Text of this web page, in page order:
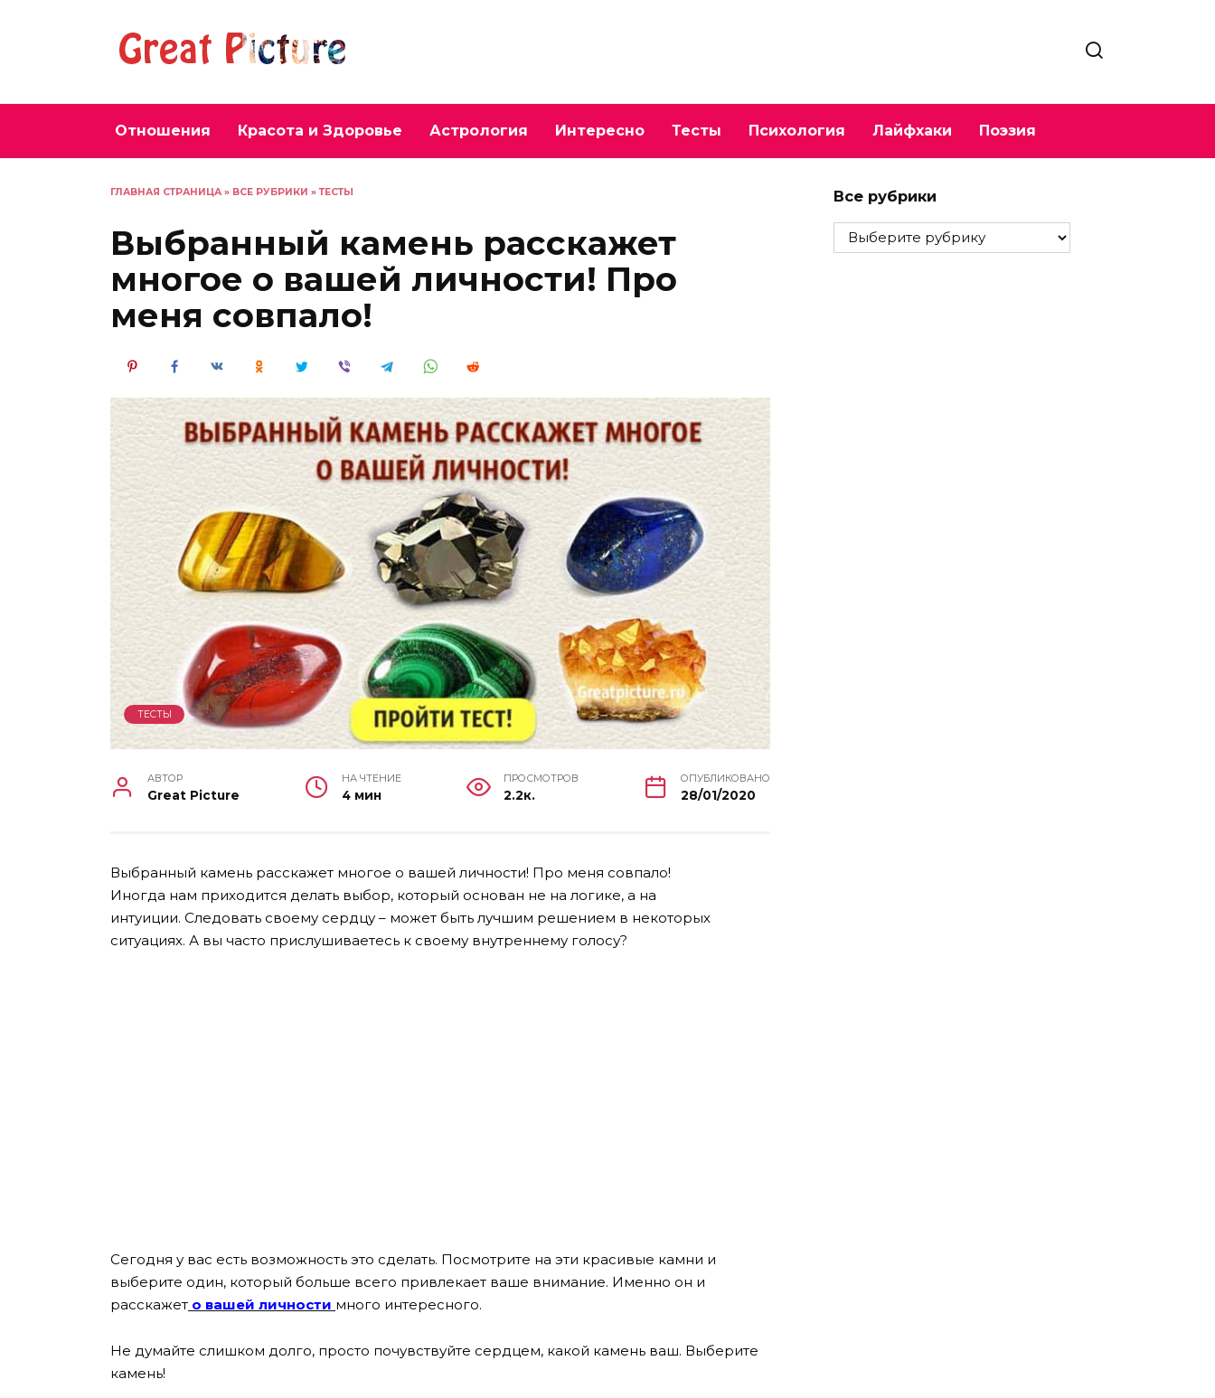
Отношения Красота и Здоровье Астрология Интересно Тесты Психология Лайфхаки Поэзия
ГЛАВНАЯ СТРАНИЦА » ВСЕ РУБРИКИ »ТЕСТЫ
Выбранный камень расскажет
многое о вашей личности! Про
меня совпало!
ТЕСТЫ
АВТОР
Great Picture
НА ЧТЕНИЕ
4 мин
ПРОСМОТРОВ
2.2к.
ОПУБЛИКОВАНО
28/01/2020
Выбранный камень расскажет многое о вашей личности! Про меня совпало!
Иногда нам приходится делать выбор, который основан не на логике, а на
интуиции. Следовать своему сердцу – может быть лучшим решением в некоторых
ситуациях. А вы часто прислушиваетесь к своему внутреннему голосу?
Сегодня у вас есть возможность это сделать. Посмотрите на эти красивые камни и
выберите один, который больше всего привлекает ваше внимание. Именно он и
расскажет о вашей личности много интересного.
Не думайте слишком долго, просто почувствуйте сердцем, какой камень ваш. Выберите
камень!
Все рубрики
Все
рубрики